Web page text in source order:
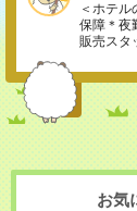
＜ホテ
保障＊夜
販売スタ
お気